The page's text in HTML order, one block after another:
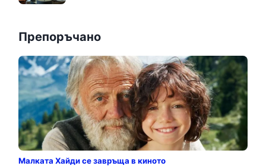
Препоръчано
Малката Хайди се завръща в киното